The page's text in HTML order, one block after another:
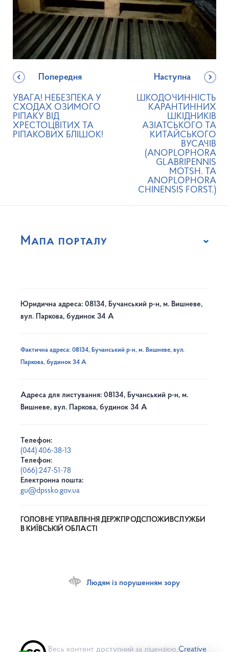
Попередня
УВАГА! НЕБЕЗПЕКА У
СХОДАХ ОЗИМОГО
РІПАКУ ВІД
ХРЕСТОЦВІТИХ ТА
РІПАКОВИХ БЛІШОК!
Наступна
ШКОДОЧИННІСТЬ
КАРАНТИННИХ
ШКІДНИКІВ
АЗІАТСЬКОГО ТА
КИТАЙСЬКОГО
ВУСАЧІВ
(ANOPLOPHORA
GLABRIPENNIS
MOTSH. ТА
ANOPLOPHORA
CHINENSIS FORST.)
Мапа порталу
Юридична адреса: 08134, Бучанський р-н, м. Вишневе,
вул. Паркова, будинок 34 А
Фактична адреса: 08134, Бучанський р-н, м. Вишневе, вул.
Паркова, будинок 34 А
Адреса для листування: 08134, Бучанський р-н, м.
Вишневе, вул. Паркова, будинок 34 А
Телефон:
(044) 406-38-13
Телефон:
(066) 247-51-78
Електронна пошта:
gu@dpssko.gov.ua
ГОЛОВНЕ УПРАВЛІННЯ ДЕРЖПРОДСПОЖИВСЛУЖБИ
В КИЇВСЬКІЙ ОБЛАСТІ
Людям із порушенням зору
Весь контент доступний за ліцензієюCreative